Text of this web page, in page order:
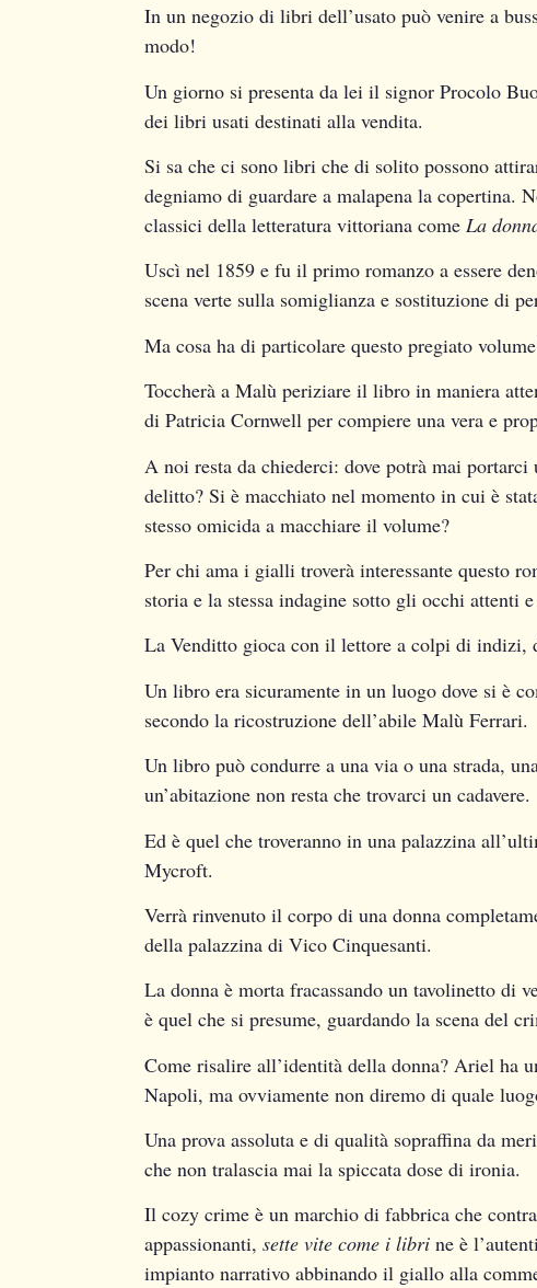
In un negozio di libri dell’usato può venire a
modo!
Un giorno si presenta da lei il signor Procolo
dei libri usati destinati alla vendita.
Si sa che ci sono libri che di solito possono
degniamo di guardare a malapena la copertina.
classici della letteratura vittoriana come La
Uscì nel 1859 e fu il primo romanzo a essere
scena verte sulla somiglianza e sostituzione di
Ma cosa ha di particolare questo pregiato
Toccherà a Malù periziare il libro in maniera
di Patricia Cornwell per compiere una vera e
A noi resta da chiederci: dove potrà mai
delitto? Si è macchiato nel momento in cui è
stesso omicida a macchiare il volume?
Per chi ama i gialli troverà interessante questo
storia e la stessa indagine sotto gli occhi attenti
La Venditto gioca con il lettore a colpi di indizi,
Un libro era sicuramente in un luogo dove si è
secondo la ricostruzione dell’abile Malù Ferrari.
Un libro può condurre a una via o una strada,
un’abitazione non resta che trovarci un cadavere.
Ed è quel che troveranno in una palazzina
Mycroft.
Verrà rinvenuto il corpo di una donna
della palazzina di Vico Cinquesanti.
La donna è morta fracassando un tavolinetto di
è quel che si presume, guardando la scena del
Come risalire all’identità della donna? Ariel ha
Napoli, ma ovviamente non diremo di quale
Una prova assoluta e di qualità sopraffina da
che non tralascia mai la spiccata dose di ironia.
Il cozy crime è un marchio di fabbrica che
appassionanti, sette vite come i libri ne è
impianto narrativo abbinando il giallo alla